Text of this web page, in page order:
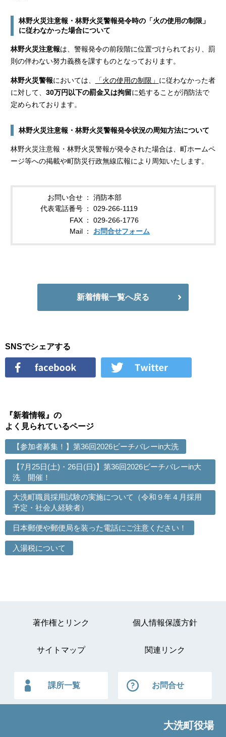
林野火災注意報・林野火災警報発令時の「火の使用の制限」
に従わなかった場合について
林野火災注意報は、警報発令の前段階に位置づけられており、罰
則の伴わない努力義務を課すものとなっております。
林野火災警報においては、 「火の使用の制限」 に従わなかった者
に対して、 30万円以下の罰金又は拘留に処することが消防法で
定められております。
林野火災注意報・林野火災警報発令状況の周知方法について
林野火災注意報・林野火災警報が発令された場合は、町ホームペ
ージ等への掲載や町防災行政無線広報により周知いたします。
お問い合せ
消防本部
代表電話番号
029-266-1119
FAX
029-266-1776
Mail
お問合せフォーム
新着情報一覧へ戻る
SNSでシェアする
『新着情報』の
よく見られているページ
【参加者募集！】第36回2026ビーチバレーin大洗
【7月25日(土)・26日(日)】第36回2026ビーチバレーin大
洗 開催！
大洗町職員採用試験の実施について（令和９年４月採用
予定・社会人経験者）
日本郵便や郵便局を装った電話にご注意ください！
入湯税について
著作権とリンク 個人情報保護方針
サイトマップ 関連リンク
課所一覧 お問合せ
大洗町役場